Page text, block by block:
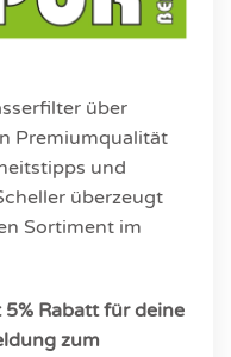
über
Premiumqualität
und
überzeugt
Sortiment im
Rabatt für deine
zum